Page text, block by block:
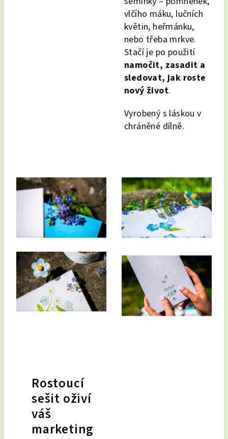
vlčího máku, lučních
květin, heřmánku,
nebo třeba mrkve.
Stačí je po použití
namočit, zasadit a
sledovat, jak roste
nový život.
Vyrobený s láskou v
chráněné dílně.
Rostoucí
sešit oživí
váš
marketing